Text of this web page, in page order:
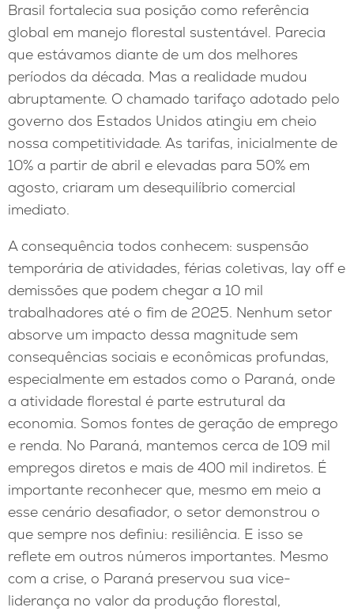
Brasil fortalecia sua posição como referência
global em manejo florestal sustentável. Parecia
que estávamos diante de um dos melhores
períodos da década. Mas a realidade mudou
abruptamente. O chamado tarifaço adotado pelo
governo dos Estados Unidos atingiu em cheio
nossa competitividade. As tarifas, inicialmente de
10% a partir de abril e elevadas para 50% em
agosto, criaram um desequilíbrio comercial
imediato.
A consequência todos conhecem: suspensão
temporária de atividades, férias coletivas, lay off e
demissões que podem chegar a 10 mil
trabalhadores até o fim de 2025. Nenhum setor
absorve um impacto dessa magnitude sem
consequências sociais e econômicas profundas,
especialmente em estados como o Paraná, onde
a atividade florestal é parte estrutural da
economia. Somos fontes de geração de emprego
e renda. No Paraná, mantemos cerca de 109 mil
empregos diretos e mais de 400 mil indiretos. É
importante reconhecer que, mesmo em meio a
esse cenário desafiador, o setor demonstrou o
que sempre nos definiu: resiliência. E isso se
reflete em outros números importantes. Mesmo
com a crise, o Paraná preservou sua vice-
liderança no valor da produção florestal,